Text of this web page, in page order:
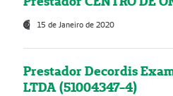
15 de Janeiro de 2020
Prestador Decordis
LTDA (51004347-4)